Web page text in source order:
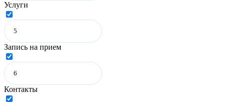
Услуги
Запись на прием
Контакты